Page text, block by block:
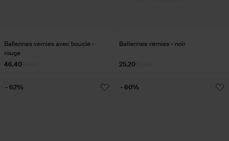
Ballerines vernies avec boucle -
rouge
46.40
Ballerines vernies - noir
25.20
- 62% - 60%